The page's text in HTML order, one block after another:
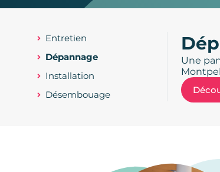
Entretien
Dépannage
Installation
Désembouage
Une